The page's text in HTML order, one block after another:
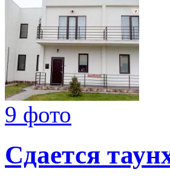
9 фото
Сдается